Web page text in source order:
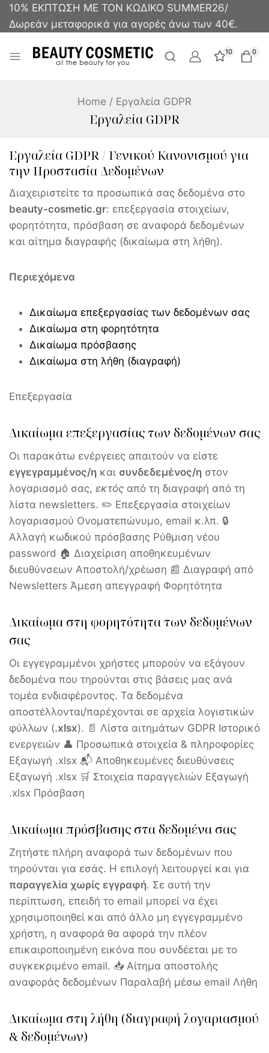
10% ΕΚΠΤΩΣΗ ΜΕ ΤΟΝ ΚΩΔΙΚΟ SUMMER26/
Δωρεάν μεταφορικά για αγορές άνω των 40€.
10 0
Home / Εργαλεία GDPR
Εργαλεία GDPR
Εργαλεία GDPR / Γενικού Κανονισμού για
την Προστασία Δεδομένων
Διαχειριστείτε τα προσωπικά σας δεδομένα στο
beauty-cosmetic.gr: επεξεργασία στοιχείων,
φορητότητα, πρόσβαση σε αναφορά δεδομένων
και αίτημα διαγραφής (δικαίωμα στη λήθη).
Περιεχόμενα
Δικαίωμα επεξεργασίας των δεδομένων σας
Δικαίωμα στη φορητότητα
Δικαίωμα πρόσβασης
Δικαίωμα στη λήθη (διαγραφή)
Επεξεργασία
Δικαίωμα επεξεργασίας των δεδομένων σας
Οι παρακάτω ενέργειες απαιτούν να είστε
εγγεγραμμένος/η και συνδεδεμένος/η στον
λογαριασμό σας, εκτός από τη διαγραφή από τη
λίστα newsletters. ✏️ Επεξεργασία στοιχείων
λογαριασμού Ονοματεπώνυμο, email κ.λπ. 🔒
Αλλαγή κωδικού πρόσβασης Ρύθμιση νέου
password 🏠 Διαχείριση αποθηκευμένων
διευθύνσεων Αποστολή/χρέωση 📰 Διαγραφή από
Newsletters Άμεση απεγγραφή Φορητότητα
Δικαίωμα στη φορητότητα των δεδομένων
σας
Οι εγγεγραμμένοι χρήστες μπορούν να εξάγουν
δεδομένα που τηρούνται στις βάσεις μας ανά
τομέα ενδιαφέροντος. Τα δεδομένα
αποστέλλονται/παρέχονται σε αρχεία λογιστικών
φύλλων (.xlsx). 📄 Λίστα αιτημάτων GDPR Ιστορικό
ενεργειών 👤 Προσωπικά στοιχεία & πληροφορίες
Εξαγωγή .xlsx 📬 Αποθηκευμένες διευθύνσεις
Εξαγωγή .xlsx 🛒 Στοιχεία παραγγελιών Εξαγωγή
.xlsx Πρόσβαση
Δικαίωμα πρόσβασης στα δεδομένα σας
Ζητήστε πλήρη αναφορά των δεδομένων που
τηρούνται για εσάς. Η επιλογή λειτουργεί και για
παραγγελία χωρίς εγγραφή. Σε αυτή την
περίπτωση, επειδή το email μπορεί να έχει
χρησιμοποιηθεί και από άλλο μη εγγεγραμμένο
χρήστη, η αναφορά θα αφορά την πλέον
επικαιροποιημένη εικόνα που συνδέεται με το
συγκεκριμένο email. 📥 Αίτημα αποστολής
αναφοράς δεδομένων Παραλαβή μέσω email Λήθη
Δικαίωμα στη λήθη (διαγραφή λογαριασμού
& δεδομένων)